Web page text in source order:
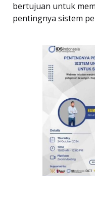
bertujuan untuk
pentingnya sistem